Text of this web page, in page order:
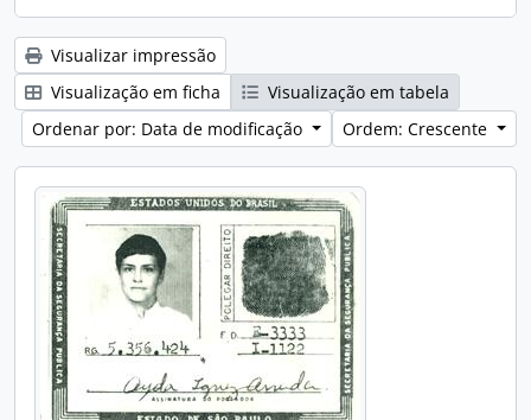
Visualizar impressão
Visualização em ficha
Visualização em tabela
Ordenar por: Data de modificação
Ordem: Crescente